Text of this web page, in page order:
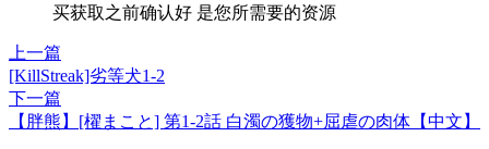
买获取之前确认好 是您所需要的资源
上一篇
[KillStreak]劣等犬1-2
下一篇
【胖熊】[櫂まこと] 第1-2話 白濁の獲物+屈虐の肉体【中文】